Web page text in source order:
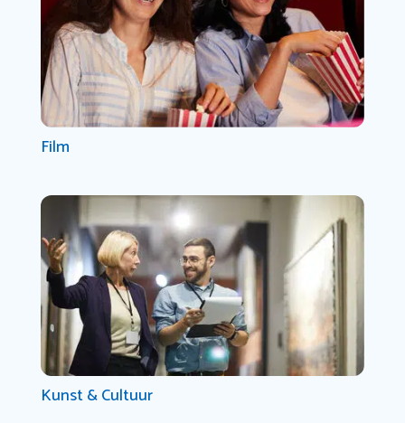
Film
Kunst & Cultuur